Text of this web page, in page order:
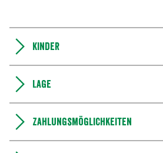
Kinder
Lage
Zahlungsmöglichkeiten